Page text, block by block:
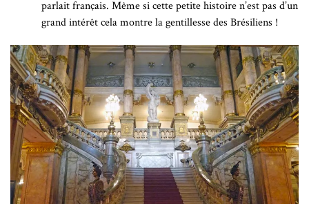
parlait français. Même si cette petite histoire n’est pas d’un
grand intérêt cela montre la gentillesse des Brésiliens !